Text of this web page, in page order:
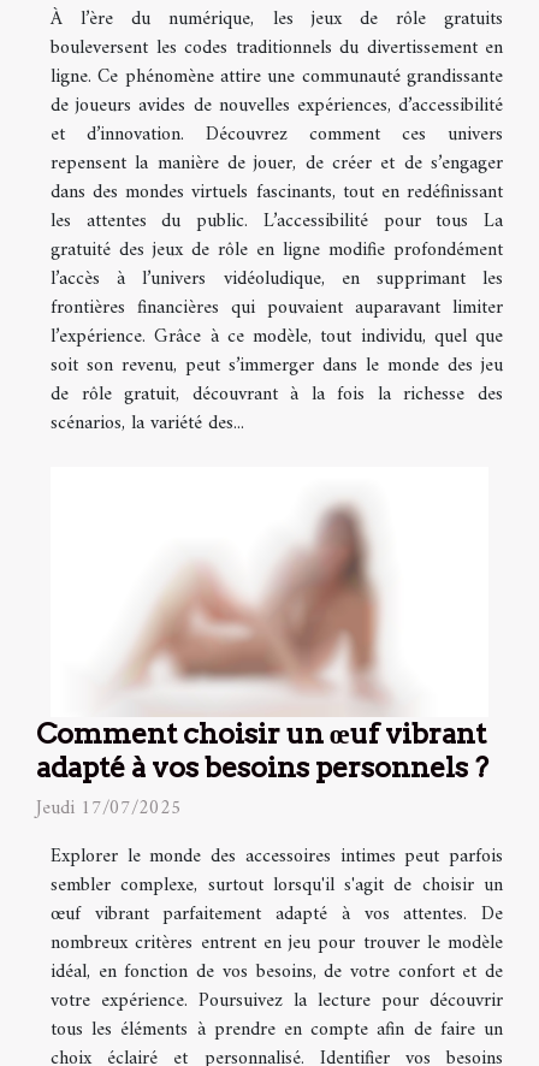
À l’ère du numérique, les jeux de rôle gratuits
bouleversent les codes traditionnels du divertissement en
ligne. Ce phénomène attire une communauté grandissante
de joueurs avides de nouvelles expériences, d’accessibilité
et d’innovation. Découvrez comment ces univers
repensent la manière de jouer, de créer et de s’engager
dans des mondes virtuels fascinants, tout en redéfinissant
les attentes du public. L’accessibilité pour tous La
gratuité des jeux de rôle en ligne modifie profondément
l’accès à l’univers vidéoludique, en supprimant les
frontières financières qui pouvaient auparavant limiter
l’expérience. Grâce à ce modèle, tout individu, quel que
soit son revenu, peut s’immerger dans le monde des jeu
de rôle gratuit, découvrant à la fois la richesse des
scénarios, la variété des...
Comment choisir un œuf vibrant
adapté à vos besoins personnels ?
Jeudi 17/07/2025
Explorer le monde des accessoires intimes peut parfois
sembler complexe, surtout lorsqu'il s'agit de choisir un
œuf vibrant parfaitement adapté à vos attentes. De
nombreux critères entrent en jeu pour trouver le modèle
idéal, en fonction de vos besoins, de votre confort et de
votre expérience. Poursuivez la lecture pour découvrir
tous les éléments à prendre en compte afin de faire un
choix éclairé et personnalisé. Identifier vos besoins